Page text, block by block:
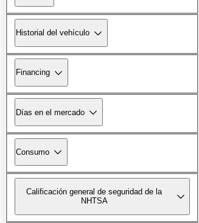
Historial del vehículo
Financing
Días en el mercado
Consumo
Calificación general de seguridad de la
NHTSA